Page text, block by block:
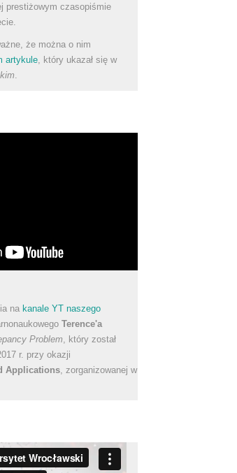
prestiżowym czasopiśmie
że można o nim
artykule, który ukazał się w
.
na kanale YT naszego
Terence'a
Problem , który został
r. przy okazji
Applications , zorganizowanej w